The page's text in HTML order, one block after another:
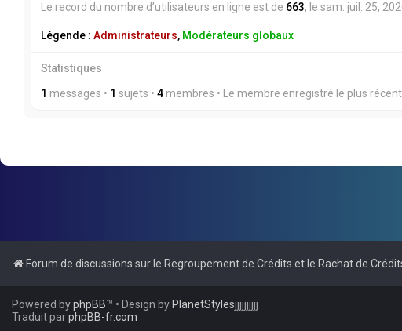
Le record du nombre d’utilisateurs en ligne est de 663, le sam. juil. 25,
Légende : Administrateurs, Modérateurs globaux
Statistiques
1 messages • 1 sujets • 4 membres • Le membre enregistré le plus
Forum de discussions sur le Regroupement de Crédits et le Rachat de
Powered byphpBB™ • Design by PlanetStylesjjjjjjjjjj
Traduit parphpBB-fr.com